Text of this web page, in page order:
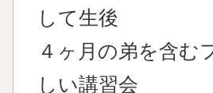
して生後
４ヶ月の弟を含む
しい講習会